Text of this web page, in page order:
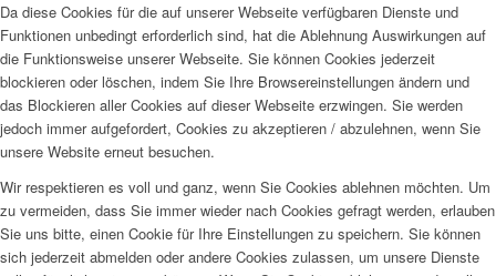
Da diese Cookies für die auf unserer Webseite verfügbaren Dienste und
Funktionen unbedingt erforderlich sind, hat die Ablehnung Auswirkungen auf
die Funktionsweise unserer Webseite. Sie können Cookies jederzeit
blockieren oder löschen, indem Sie Ihre Browsereinstellungen ändern und
das Blockieren aller Cookies auf dieser Webseite erzwingen. Sie werden
jedoch immer aufgefordert, Cookies zu akzeptieren / abzulehnen, wenn Sie
unsere Website erneut besuchen.
Wir respektieren es voll und ganz, wenn Sie Cookies ablehnen möchten. Um
zu vermeiden, dass Sie immer wieder nach Cookies gefragt werden, erlauben
Sie uns bitte, einen Cookie für Ihre Einstellungen zu speichern. Sie können
sich jederzeit abmelden oder andere Cookies zulassen, um unsere Dienste